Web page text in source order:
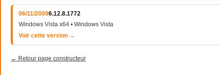
06/11/20096.12.8.1772
Windows Vista x64 • Windows Vista
Voir cette version →
← Retour page constructeur